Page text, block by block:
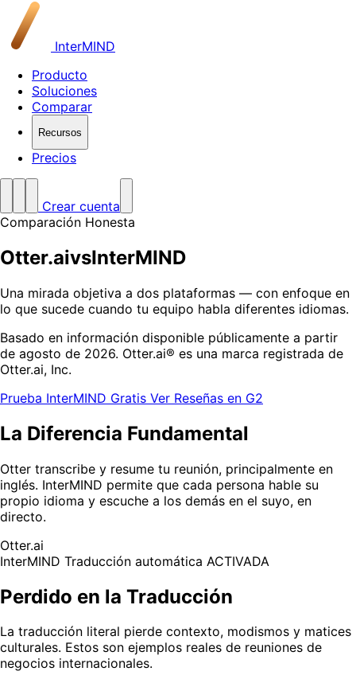
InterMIND
Producto
Soluciones
Comparar
Recursos
Precios
Crear cuenta
Comparación Honesta
Otter.aivsInterMIND
Una mirada objetiva a dos plataformas — con enfoque en
lo que sucede cuando tu equipo habla diferentes idiomas.
Basado en información disponible públicamente a partir
de agosto de 2026. Otter.ai® es una marca registrada de
Otter.ai, Inc.
Prueba InterMIND Gratis Ver Reseñas en G2
La Diferencia Fundamental
Otter transcribe y resume tu reunión, principalmente en
inglés. InterMIND permite que cada persona hable su
propio idioma y escuche a los demás en el suyo, en
directo.
Otter.ai
InterMIND Traducción automática ACTIVADA
Perdido en la Traducción
La traducción literal pierde contexto, modismos y matices
culturales. Estos son ejemplos reales de reuniones de
negocios internacionales.